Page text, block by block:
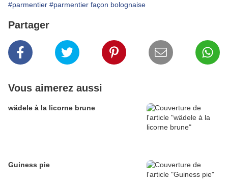
#parmentier #parmentier façon bolognaise
Partager
Vous aimerez aussi
wädele à la licorne brune
Guiness pie